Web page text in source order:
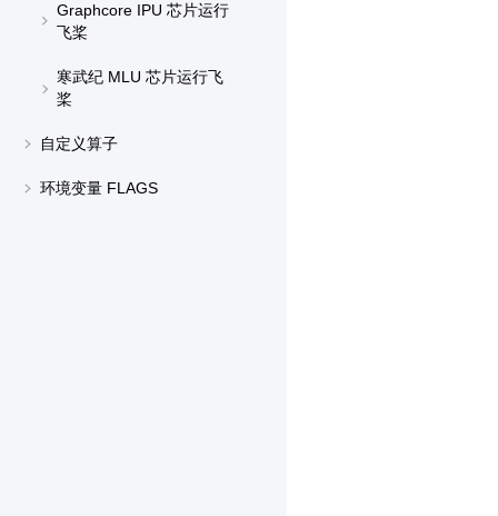
Graphcore IPU 芯片运行
飞桨
寒武纪 MLU 芯片运行飞
桨
自定义算子
环境变量 FLAGS